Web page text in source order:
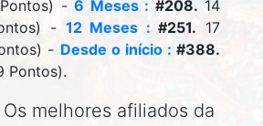
Pontos) -6 Meses : #208. 14
- 12 Meses : #251. 17
- Desde o início : #388.
Pontos).
melhores afiliados da